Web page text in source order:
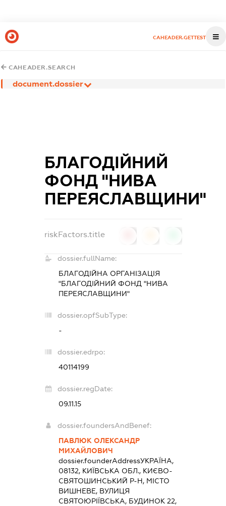
CAHEADER.GETTEST
CAHEADER.SEARCH
document.dossier
БЛАГОДІЙНИЙ
ФОНД "НИВА
ПЕРЕЯСЛАВЩИНИ"
riskFactors.title
dossier.fullName:
БЛАГОДІЙНА ОРГАНІЗАЦІЯ
"БЛАГОДІЙНИЙ ФОНД "НИВА
ПЕРЕЯСЛАВЩИНИ"
dossier.opfSubType:
-
dossier.edrpo:
40114199
dossier.regDate:
09.11.15
dossier.foundersAndBenef:
ПАВЛЮК ОЛЕКСАНДР
МИХАЙЛОВИЧ
dossier.founderAddressУКРАЇНА,
08132, КИЇВСЬКА ОБЛ., КИЄВО-
СВЯТОШИНСЬКИЙ Р-Н, МІСТО
ВИШНЕВЕ, ВУЛИЦЯ
СВЯТОЮРІЇВСЬКА, БУДИНОК 22,